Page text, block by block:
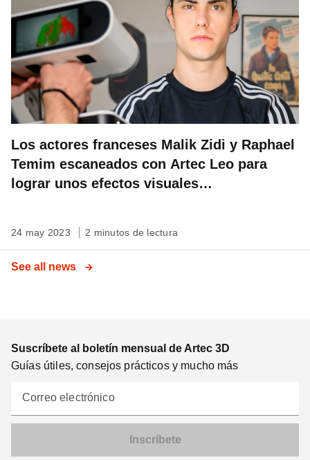
Los actores franceses Malik Zidi y Raphael
Temim escaneados con Artec Leo para
lograr unos efectos visuales
24 may 2023 2 minutos de lectura
See all news
Suscríbete al boletín mensual de Artec 3D
Guías útiles, consejos prácticos y mucho más
Correo electrónico